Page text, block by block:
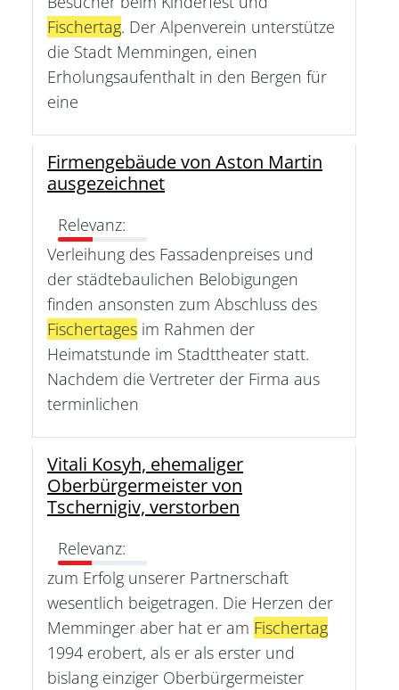
Fischertag. Der Alpenverein unterstütze
die Stadt Memmingen, einen
Erholungsaufenthalt in den Bergen für
eine
Firmengebäude von Aston Martin
ausgezeichnet
Relevanz:
Verleihung des Fassadenpreises und
der städtebaulichen Belobigungen
finden ansonsten zum Abschluss des
Fischertages im Rahmen der
Heimatstunde im Stadttheater statt.
Nachdem die Vertreter der Firma aus
terminlichen
Vitali Kosyh, ehemaliger
Oberbürgermeister von
Tschernigiv, verstorben
Relevanz:
zum Erfolg unserer Partnerschaft
wesentlich beigetragen. Die Herzen der
Memminger aber hat er am Fischertag
1994 erobert, als er als erster und
bislang einziger Oberbürgermeister